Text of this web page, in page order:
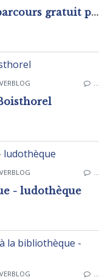
"Bienvenue à la retraite" : Un parcours gratuit pour une retraite sereine et active !
…
…
- ludothèque
…